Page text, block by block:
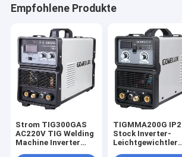
Empfohlene Produkte
Strom TIG300GAS
AC220V TIG Welding
Machine Inverter
TIGMMA200G
Stock Inverter-
Leichtgewichtler